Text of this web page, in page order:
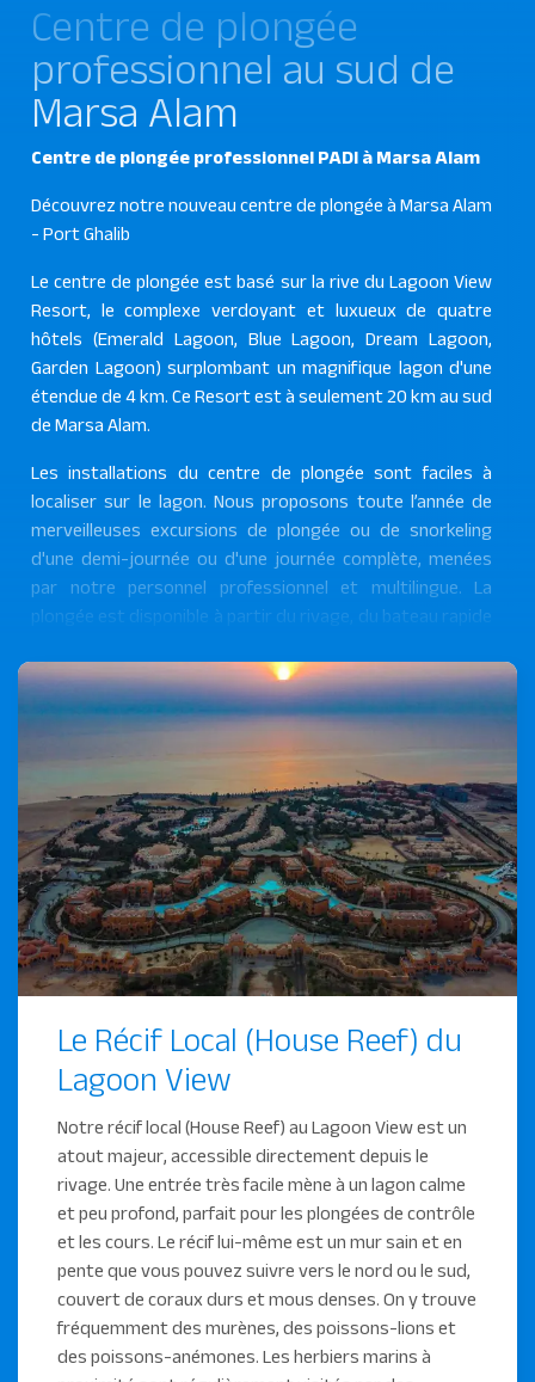
Centre de plongée
professionnel au sud de
Marsa Alam
Centre de plongée professionnel PADI à Marsa Alam
Découvrez notre nouveau centre de plongée à Marsa Alam
- Port Ghalib
Le centre de plongée est basé sur la rive du Lagoon View
Resort, le complexe verdoyant et luxueux de quatre
hôtels (Emerald Lagoon, Blue Lagoon, Dream Lagoon,
Garden Lagoon) surplombant un magnifique lagon d'une
étendue de 4 km. Ce Resort est à seulement 20 km au sud
de Marsa Alam.
Les installations du centre de plongée sont faciles à
localiser sur le lagon. Nous proposons toute l’année de
merveilleuses excursions de plongée ou de snorkeling
d'une demi-journée ou d'une journée complète, menées
par notre personnel professionnel et multilingue. La
plongée est disponible à partir du rivage, du bateau rapide
complète.
Les sites de plongée sous-marine et de snorkeling sont
considérés comme les meilleurs de toute la mer Rouge,
parmi lesquels le récif d'Elphinstone, un tombant de 70
mètres et le récif de Samadai, ou se trouvent des
dauphins sauvages. En plongeant, vous pourrez
rencontrer des dauphins, des tortues vertes, des tortues
imbriquées et le dugong appelé aussi vache des mers,
tout cela au milieu du récif corallien s'étendant le long de
la côte ouest de la mer Rouge.
Vous serez éloignés de l'agitation des villes surpeuplées
et dans une atmosphère détendue sur de magnifiques
plages. Nous vous garantissons de rendre votre séjour
vraiment mémorable!
Le Récif Local (House Reef) du
Lagoon View
Notre récif local (House Reef) au Lagoon View est un
atout majeur, accessible directement depuis le
rivage. Une entrée très facile mène à un lagon calme
et peu profond, parfait pour les plongées de contrôle
et les cours. Le récif lui-même est un mur sain et en
pente que vous pouvez suivre vers le nord ou le sud,
couvert de coraux durs et mous denses. On y trouve
fréquemment des murènes, des poissons-lions et
des poissons-anémones. Les herbiers marins à